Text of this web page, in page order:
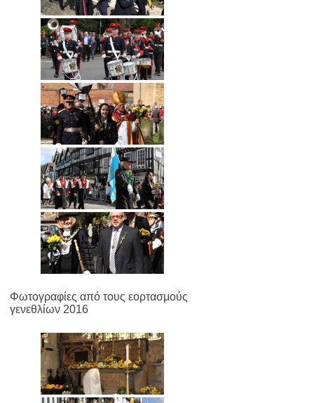
Φωτογραφίες από τους εορτασμούς
γενεθλίων 2016